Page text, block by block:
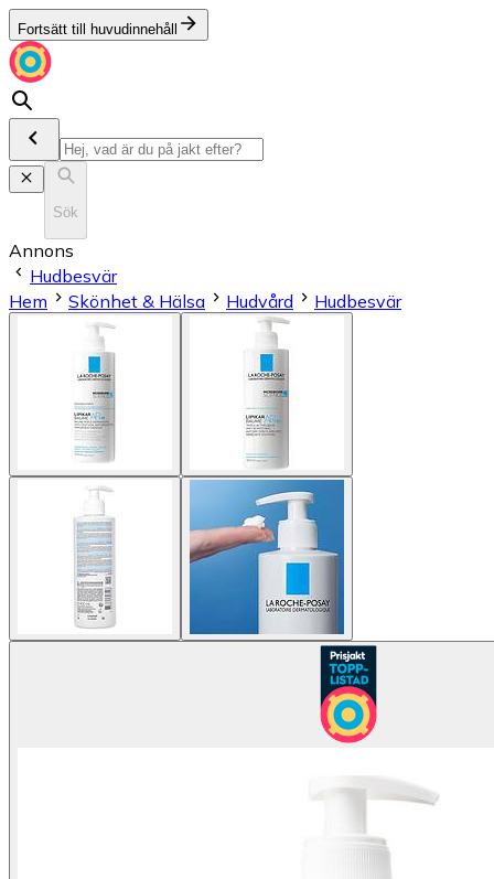
Fortsätt till huvudinnehåll
Sök
Annons
Hudbesvär
Hem
Skönhet & Hälsa Hudvård Hudbesvär